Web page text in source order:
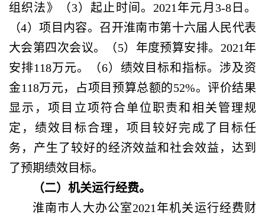
组织法》（3）起止时间。2021年元月3-8日。
（4）项目内容。召开淮南市第十六届人民代表
大会第四次会议。（5）年度预算安排。2021年
安排118万元。（6）绩效目标和指标。涉及资
金118万元，占项目预算总额的52%。评价结果
显示，项目立项符合单位职责和相关管理规
定，绩效目标合理，项目较好完成了目标任
务，产生了较好的经济效益和社会效益，达到
了预期绩效目标。
（二）机关运行经费。
淮南市人大办公室2021年机关运行经费财